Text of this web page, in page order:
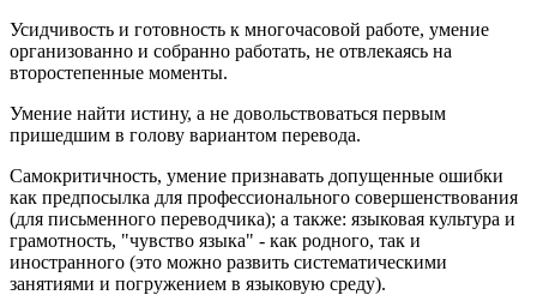
Усидчивость и готовность к многочасовой работе, умение
организованно и собранно работать, не отвлекаясь на
второстепенные моменты.
Умение найти истину, а не довольствоваться первым
пришедшим в голову вариантом перевода.
Самокритичность, умение признавать допущенные ошибки
как предпосылка для профессионального совершенствования
(для письменного переводчика); а также: языковая культура и
грамотность, "чувство языка" - как родного, так и
иностранного (это можно развить систематическими
занятиями и погружением в языковую среду).